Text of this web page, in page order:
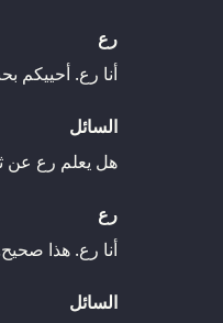
رع
أنا رع. أحييكم
السائل
هل يعلم رع عن
رع
أنا رع. هذا
السائل